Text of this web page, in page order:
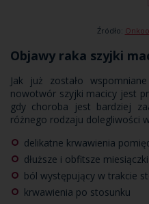
Źródło:
Objawy raka szyjki
Jak już zostało
nowotwór szyjki macicy jest
gdy choroba jest bardziej
różnego rodzaju dolegliwości
delikatne krwawienia
dłuższe i obfitsze
ból występujący w trakcie
krwawienia po stosunku